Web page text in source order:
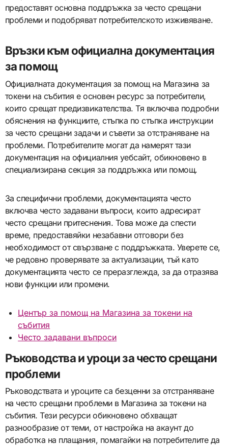
предоставят основна поддръжка за често срещани
проблеми и подобряват потребителското изживяване.
Връзки към официална документация
за помощ
Официалната документация за помощ на Магазина за
токени на събития е основен ресурс за потребители,
които срещат предизвикателства. Тя включва подробни
обяснения на функциите, стъпка по стъпка инструкции
за често срещани задачи и съвети за отстраняване на
проблеми. Потребителите могат да намерят тази
документация на официалния уебсайт, обикновено в
специализирана секция за поддръжка или помощ.
За специфични проблеми, документацията често
включва често задавани въпроси, които адресират
често срещани притеснения. Това може да спести
време, предоставяйки незабавни отговори без
необходимост от свързване с поддръжката. Уверете се,
че редовно проверявате за актуализации, тъй като
документацията често се преразглежда, за да отразява
нови функции или промени.
Център за помощ на Магазина за токени на
събития
Често задавани въпроси
Ръководства и уроци за често срещани
проблеми
Ръководствата и уроците са безценни за отстраняване
на често срещани проблеми в Магазина за токени на
събития. Тези ресурси обикновено обхващат
разнообразие от теми, от настройка на акаунт до
обработка на плащания, помагайки на потребителите да